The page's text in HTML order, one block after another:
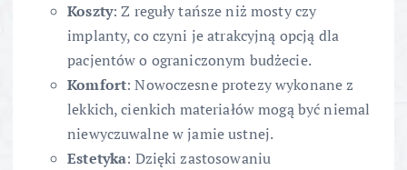
Koszty: Z reguły tańsze niż mosty czy
implanty, co czyni je atrakcyjną opcją dla
pacjentów o ograniczonym budżecie.
Komfort: Nowoczesne protezy wykonane z
lekkich, cienkich materiałów mogą być niemal
niewyczuwalne w jamie ustnej.
Estetyka: Dzięki zastosowaniu